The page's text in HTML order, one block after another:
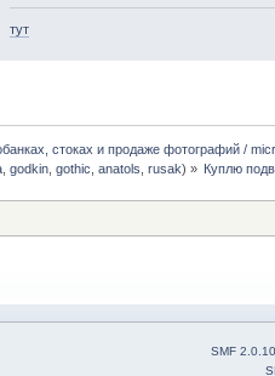
тут
стоках и продаже фотографий /
,godkin ,gothic ,anatols ,rusak) » Куплю
SMF